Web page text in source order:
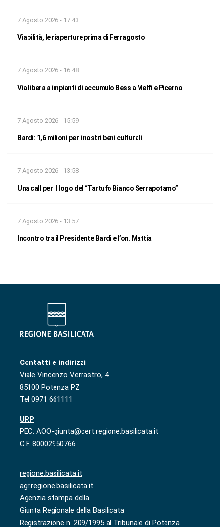
7 Agosto 2026 - 17:43
Viabilità, le riaperture prima di Ferragosto
7 Agosto 2026 - 16:48
Via libera a impianti di accumulo Bess a Melfi e Picerno
7 Agosto 2026 - 15:59
Bardi: 1,6 milioni per i nostri beni culturali
7 Agosto 2026 - 13:58
Una call per il logo del “Tartufo Bianco Serrapotamo”
7 Agosto 2026 - 13:57
Incontro tra il Presidente Bardi e l’on. Mattia
Contatti e indirizzi
Viale Vincenzo Verrastro, 4
85100 Potenza PZ
Tel 0971 661111
URP
PEC: AOO-giunta@cert.regione.basilicata.it
C.F. 80002950766
regione.basilicata.it
agr.regione.basilicata.it
Agenzia stampa della
Giunta Regionale della Basilicata
Registrazione n. 209/1995 al Tribunale di Potenza